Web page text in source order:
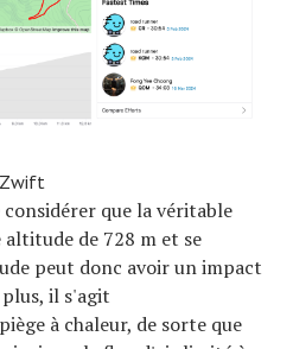
que la véritable
de 728 m et se
peut donc avoir un impact
il s'agit
à chaleur, de sorte que